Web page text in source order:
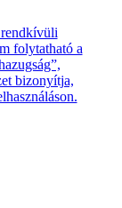
folytatható a
bizonyítja,